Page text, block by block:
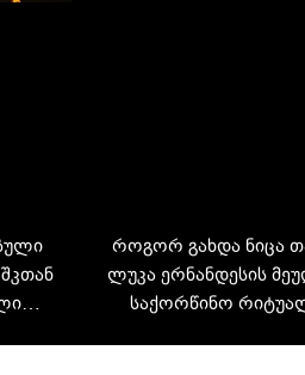
როგორ გახდა ნიცა
ლუკა ერნანდესის
საქორწინო